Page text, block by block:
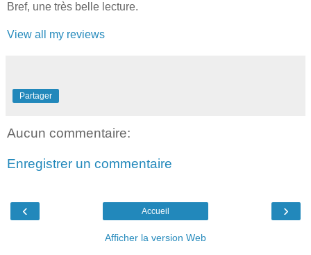
Bref, une très belle lecture.
View all my reviews
Partager
Aucun commentaire:
Enregistrer un commentaire
‹ ›
Accueil
Afficher la version Web